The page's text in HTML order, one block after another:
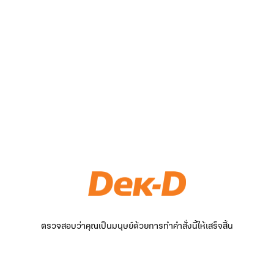
ตรวจสอบว่าคุณเป็นมนุษย์ด้วยการทำคำสั่งนี้ให้เสร็จสิ้น